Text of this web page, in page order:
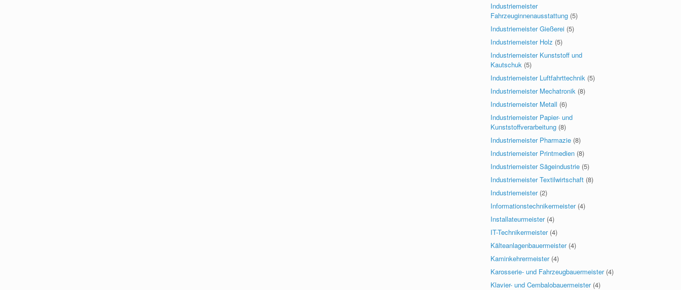
Industriemeister
Fahrzeuginnenausstattung (5)
Industriemeister Gießerei (5)
Industriemeister Holz (5)
Industriemeister Kunststoff und
Kautschuk (5)
Industriemeister Luftfahrttechnik (5)
Industriemeister Mechatronik (8)
Industriemeister Metall (6)
Industriemeister Papier- und
Kunststoffverarbeitung (8)
Industriemeister Pharmazie (8)
Industriemeister Printmedien (8)
Industriemeister Sägeindustrie (5)
Industriemeister Textilwirtschaft (8)
Industriemeister (2)
Informationstechnikermeister (4)
Installateurmeister (4)
IT-Technikermeister (4)
Kälteanlagenbauermeister (4)
Kaminkehrermeister (4)
Karosserie- und Fahrzeugbauermeister (4)
Klavier- und Cembalobauermeister (4)